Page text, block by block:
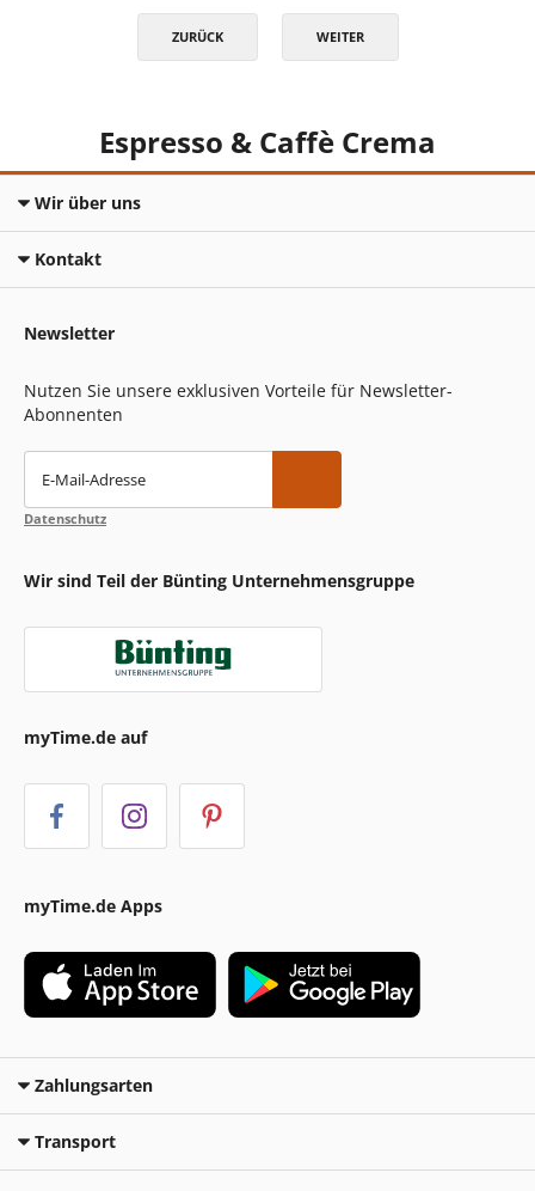
ZURÜCK WEITER
Espresso & Caffè Crema
Wir über uns
Kontakt
Newsletter
Nutzen Sie unsere exklusiven Vorteile für Newsletter-
Abonnenten
E-Mail-Adresse
Datenschutz
Wir sind Teil der Bünting Unternehmensgruppe
myTime.de auf
myTime.de Apps
Zahlungsarten
Transport